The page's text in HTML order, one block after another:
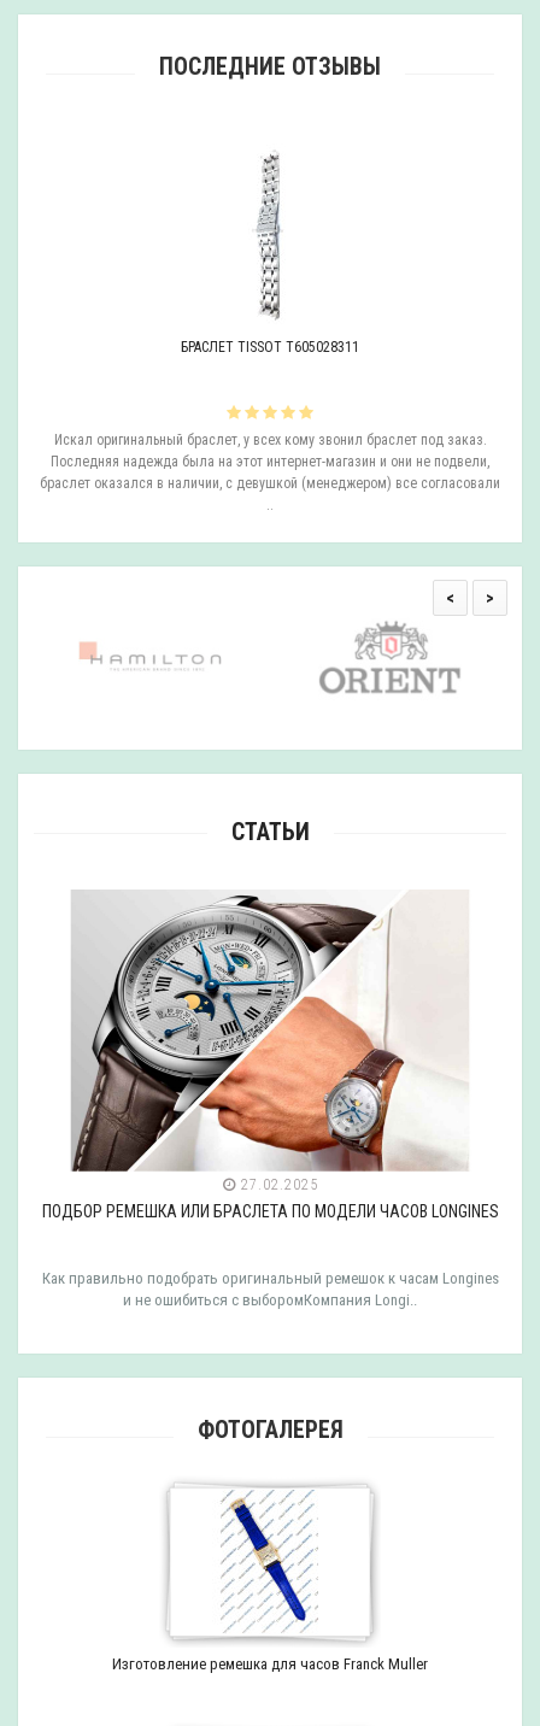
ПОСЛЕДНИЕ ОТЗЫВЫ
БРАСЛЕТ TISSOT T605028311
Искал оригинальный браслет, у всех кому звонил браслет под заказ.
Последняя надежда была на этот интернет-магазин и они не подвели,
браслет оказался в наличии, с девушкой (менеджером) все согласовали
..
< >
СТАТЬИ
27.02.2025
ПОДБОР РЕМЕШКА ИЛИ БРАСЛЕТА ПО МОДЕЛИ ЧАСОВ LONGINES
Как правильно подобрать оригинальный ремешок к часам Longines
и не ошибиться с выборомКомпания Longi..
ФОТОГАЛЕРЕЯ
Изготовление ремешка для часов Franck Muller